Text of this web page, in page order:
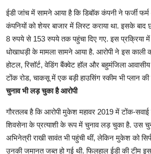
ईडी जांच में सामने आया है कि डिबॉक कंपनी ने फर्जी
कंपनियों को शेयर बाजार में लिस्ट कराया था. इसके बाद
8 रुपये से 153 रुपये तक पहुंचा दिए गए. इस प्रक्रिया में
धोखाधड़ी के मामला सामने आया है. आरोपी ने इस काली
होटल, रिसॉर्ट, वेडिंग बैंक्वेट हॉल और बहुमंजिला
टोंक रोड, चाकसू में एक बड़ी हाउसिंग स्कीम भी प्लान की
चुनाव भी लड़ चुका है आरोपी
गौरतलब है कि आरोपी मुकेश महावर 2019 में टोंक-
शिवसेना के प्रत्याशी के रूप में चुनाव लड़ चुका है. उस
अभिनेत्री राखी सावंत भी पहुंची थीं, लेकिन मुकेश को
उनकी जमानत जब्त हो गई थी. फिलहाल ईडी की टीम